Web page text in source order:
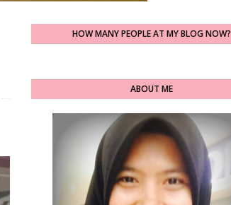
HOW MANY PEOPLE AT MY BLOG NOW?
ABOUT ME